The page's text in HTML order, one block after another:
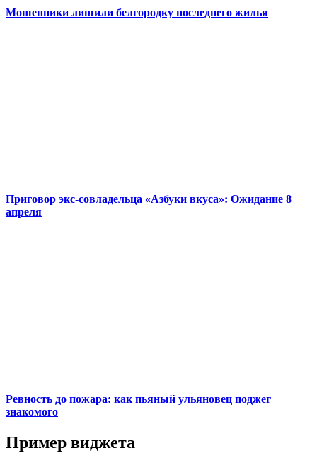
Мошенники лишили белгородку последнего жилья
Приговор экс-совладельца «Азбуки вкуса»: Ожидание 8
апреля
Ревность до пожара: как пьяный ульяновец поджег
знакомого
Пример виджета